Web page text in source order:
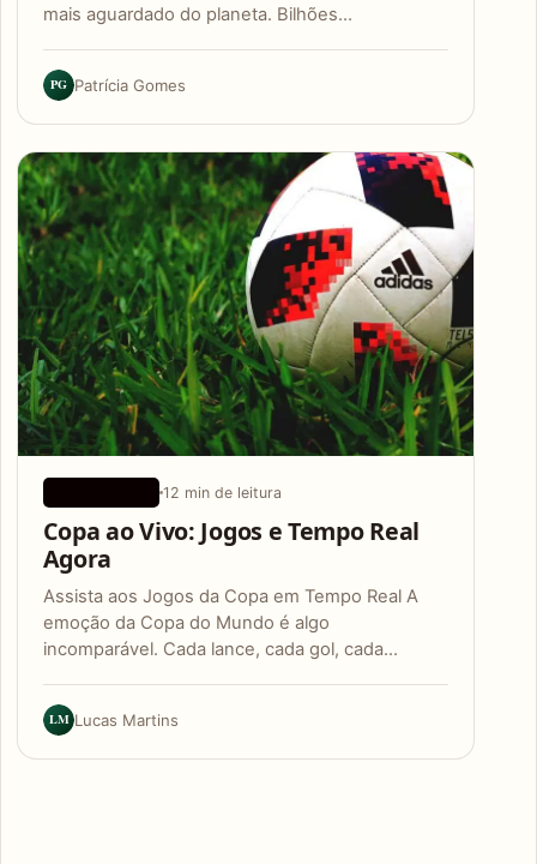
mais aguardado do planeta. Bilhões…
PG Patrícia Gomes
12 min de leitura
Copa ao Vivo: Jogos e Tempo Real
Agora
Assista aos Jogos da Copa em Tempo Real A
emoção da Copa do Mundo é algo
incomparável. Cada lance, cada gol, cada…
LM Lucas Martins